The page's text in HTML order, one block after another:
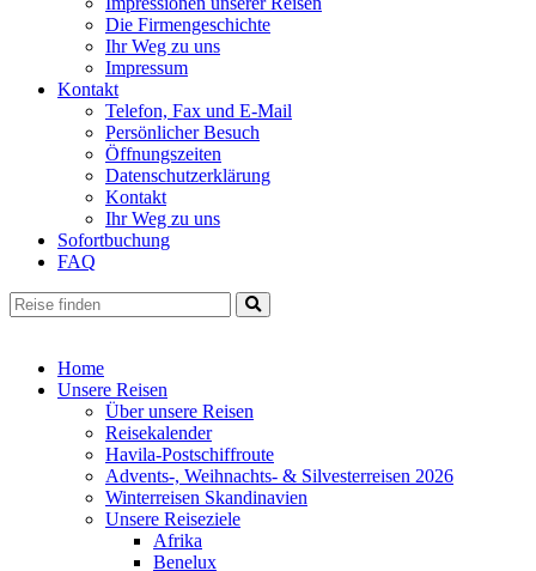
Die Firmengeschichte
Ihr Weg zu uns
Impressum
Kontakt
Telefon, Fax und E-Mail
Persönlicher Besuch
Öffnungszeiten
Datenschutzerklärung
Kontakt
Ihr Weg zu uns
Sofortbuchung
FAQ
Home
Unsere Reisen
Über unsere Reisen
Reisekalender
Havila-Postschiffroute
Advents-, Weihnachts- & Silvesterreisen 2026
Winterreisen Skandinavien
Unsere Reiseziele
Afrika
Benelux